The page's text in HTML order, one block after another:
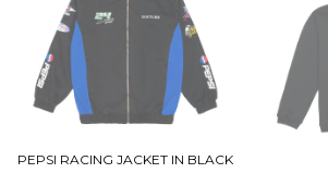
PEPSI RACING JACKET IN BLACK